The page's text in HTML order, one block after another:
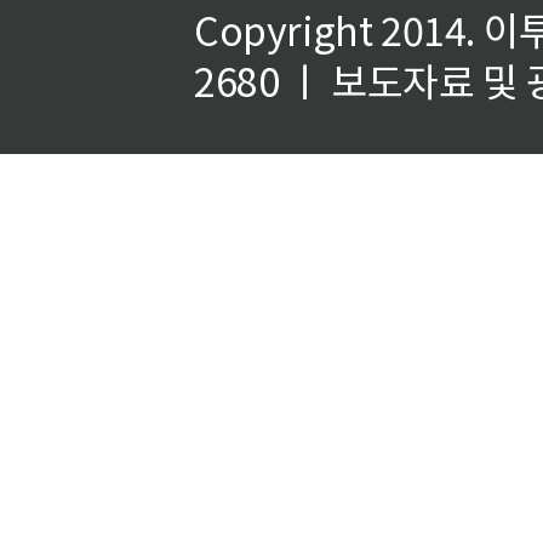
Copyright 2014. 이
2680 ㅣ 보도자료